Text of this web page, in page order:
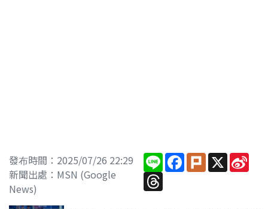
發布時間：2025/07/26 22:29
新聞出處：MSN (Google
News)
Line Facebook
PlurkX
Threads